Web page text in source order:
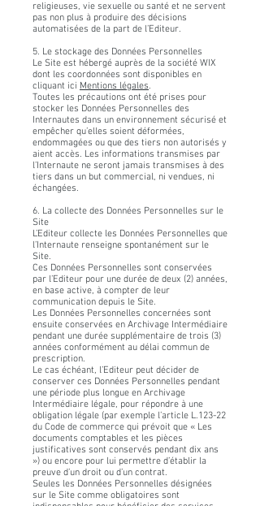
religieuses, vie sexuelle ou santé et ne servent
pas non plus à produire des décisions
automatisées de la part de l’Editeur.
5. Le stockage des Données Personnelles
Le Site est hébergé auprès de la société WIX
dont les coordonnées sont disponibles en
cliquant ici Mentions légales.
Toutes les précautions ont été prises pour
stocker les Données Personnelles des
Internautes dans un environnement sécurisé et
empêcher qu’elles soient déformées,
endommagées ou que des tiers non autorisés y
aient accès. Les informations transmises par
l’Internaute ne seront jamais transmises à des
tiers dans un but commercial, ni vendues, ni
échangées.
6. La collecte des Données Personnelles sur le
Site
L’Editeur collecte les Données Personnelles que
l’Internaute renseigne spontanément sur le
Site.
Ces Données Personnelles sont conservées
par l’Editeur pour une durée de deux (2) années,
en base active, à compter de leur
communication depuis le Site.
Les Données Personnelles concernées sont
ensuite conservées en Archivage Intermédiaire
pendant une durée supplémentaire de trois (3)
années conformément au délai commun de
prescription.
Le cas échéant, l’Editeur peut décider de
conserver ces Données Personnelles pendant
une période plus longue en Archivage
Intermédiaire légale, pour répondre à une
obligation légale (par exemple l’article L.123-22
du Code de commerce qui prévoit que « Les
documents comptables et les pièces
justificatives sont conservés pendant dix ans
») ou encore pour lui permettre d’établir la
preuve d’un droit ou d’un contrat.
Seules les Données Personnelles désignées
sur le Site comme obligatoires sont